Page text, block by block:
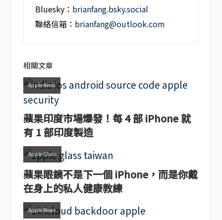
Bluesky： brianfang.bsky.social
聯絡信箱： brianfang@outlook.com
相關文章
Apple News
蘋果印度市場爆發！每 4 部 iPhone 就
有 1 部印度製造
Apple Glass
蘋果眼鏡不是下一個 iPhone，而是你戴
在身上的私人健康教練
Apple News